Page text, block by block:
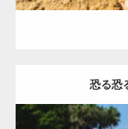
恐る恐